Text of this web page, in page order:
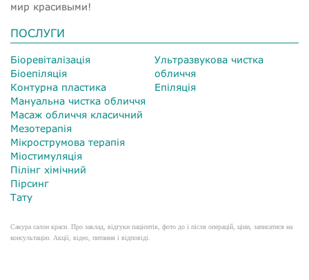
мир красивыми!
ПОСЛУГИ
Біоревіталізація
Біоепіляція
Контурна пластика
Мануальна чистка обличчя
Масаж обличчя класичний
Мезотерапія
Мікрострумова терапія
Міостимуляція
Пілінг хімічний
Пірсинг
Тату
Ультразвукова чистка
обличчя
Епіляція
Сакура салон краси. Про заклад, відгуки пацієнтів, фото до і після операцій, ціни, записатися на
консультацію. Акції, відео, питання і відповіді.